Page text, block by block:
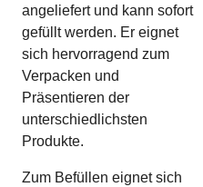
angeliefert und kann sofort
gefüllt werden. Er eignet
sich hervorragend zum
Verpacken und
Präsentieren der
unterschiedlichsten
Produkte.
Zum Befüllen eignet sich